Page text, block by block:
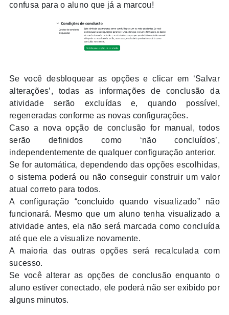
confusa para o aluno que já a marcou!
Se você desbloquear as opções e clicar em ‘Salvar
alterações’, todas as informações de conclusão da
atividade serão excluídas e, quando possível,
regeneradas conforme as novas configurações.
Caso a nova opção de conclusão for manual, todos
serão definidos como ‘não concluídos’,
independentemente de qualquer configuração anterior.
Se for automática, dependendo das opções escolhidas,
o sistema poderá ou não conseguir construir um valor
atual correto para todos.
A configuração “concluído quando visualizado” não
funcionará. Mesmo que um aluno tenha visualizado a
atividade antes, ela não será marcada como concluída
até que ele a visualize novamente.
A maioria das outras opções será recalculada com
sucesso.
Se você alterar as opções de conclusão enquanto o
aluno estiver conectado, ele poderá não ser exibido por
alguns minutos.